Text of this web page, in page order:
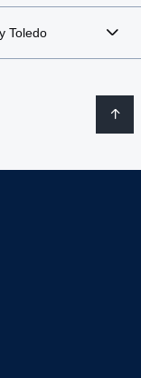
Toledo